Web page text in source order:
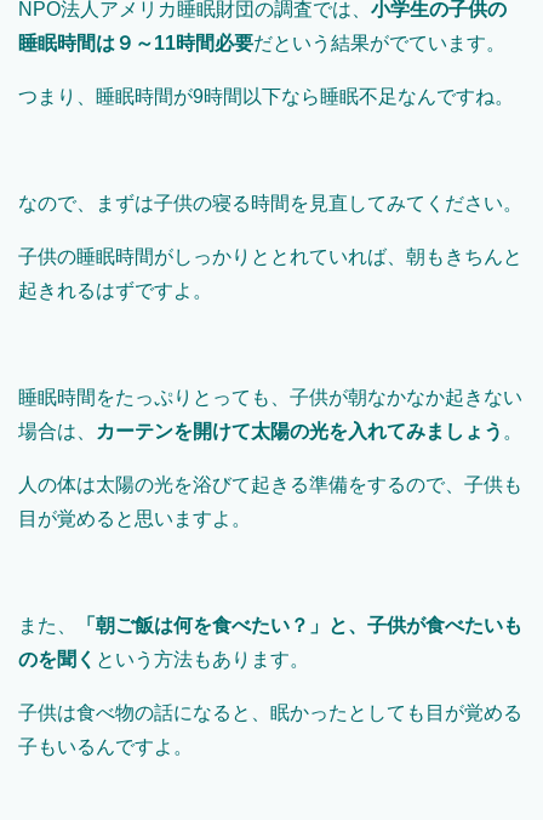
NPO法人アメリカ睡眠財団の調査では、 小学生の子供の
睡眠時間は９～11時間必要だという結果がでています。
つまり、睡眠時間が9時間以下なら睡眠不足なんですね。
なので、まずは子供の寝る時間を見直してみてください。
子供の睡眠時間がしっかりととれていれば、朝もきちんと
起きれるはずですよ。
睡眠時間をたっぷりとっても、子供が朝なかなか起きない
場合は、
カーテンを開けて太陽の光を入れてみましょう 。
人の体は太陽の光を浴びて起きる準備をするので、子供も
目が覚めると思いますよ。
また、
「朝ご飯は何を食べたい？」と、子供が食べたいも
のを聞く という方法もあります。
子供は食べ物の話になると、眠かったとしても目が覚める
子もいるんですよ。